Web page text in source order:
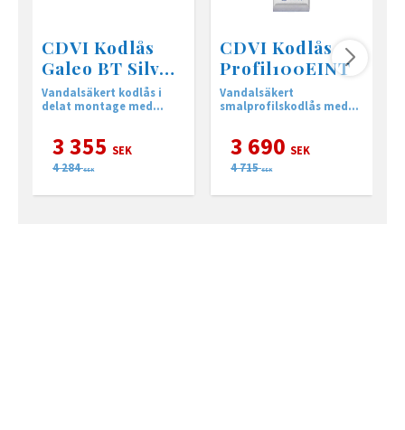
CDVI Kodlås
Galeo BT Silver
med styrbox
Vandalsäkert kodlås i
delat montage med
3 355 SEK
4 284 SEK
CDVI Kodlås
Profil100EINT
Vandalsäkert
smalprofilskodlås med
montage
3 690 SEK
4 715 SEK